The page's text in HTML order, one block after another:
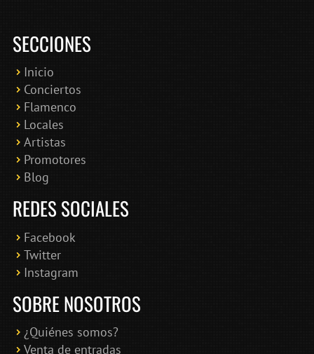
SECCIONES
Inicio
Conciertos
Flamenco
Locales
Artistas
Promotores
Blog
REDES SOCIALES
Facebook
Twitter
Instagram
SOBRE NOSOTROS
¿Quiénes somos?
Venta de entradas